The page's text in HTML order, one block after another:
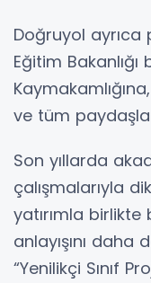
Doğruyol ayrıca
Eğitim
ve tüm
Son yıllarda
çalışmalarıyla
yatırımla
anlayışını
“Yenilikçi Sınıf